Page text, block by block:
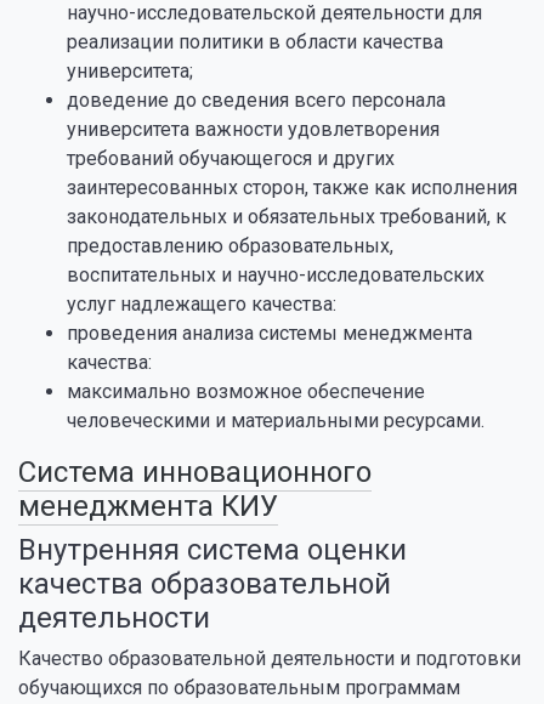
научно-исследовательской деятельности для
реализации политики в области качества
университета;
доведение до сведения всего персонала
университета важности удовлетворения
требований обучающегося и других
заинтересованных сторон, также как исполнения
законодательных и обязательных требований, к
предоставлению образовательных,
воспитательных и научно-исследовательских
услуг надлежащего качества:
проведения анализа системы менеджмента
качества:
максимально возможное обеспечение
человеческими и материальными ресурсами.
Система инновационного
менеджмента КИУ
Внутренняя система оценки
качества образовательной
деятельности
Качество образовательной деятельности и подготовки
обучающихся по образовательным программам